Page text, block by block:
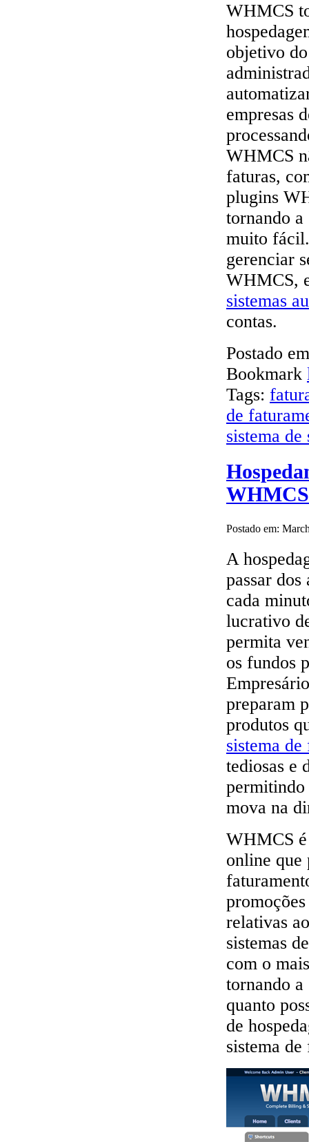
WHMCS
objetivo
empresas
WHMCS
faturas,
plugins
tornando a
muito
gerenciar
WHMCS,
sistemas
contas.
Postado
Bookmark
Tags:
de
sistema de
Postado em:
A
passar dos
cada
lucrativo
permita
os fundos
preparam
produtos
sistema
tediosas e
permitindo
mova na
WHMCS é
online que
relativas
sistemas
com o
tornando
quanto
de
sistema